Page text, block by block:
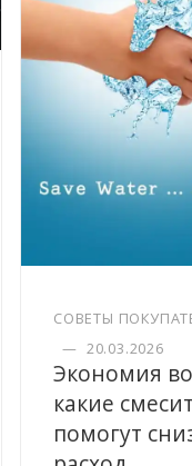
СОВЕТЫ
— 20.03.2026
Экономия
какие
помогут